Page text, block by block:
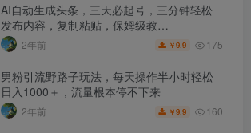
AI自动生成头条，三天必起号，三分钟轻松
发布内容，复制粘贴，保姆级教…
2年前 ￥9.9 175
男粉引流野路子玩法，每天操作半小时轻松
日入1000＋，流量根本停不下来
2年前 ￥9.9 160